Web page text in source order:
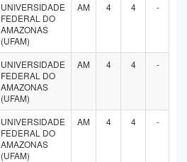
UNIVERSIDADE
FEDERAL DO
AMAZONAS
(UFAM)
AM 4 4 -
UNIVERSIDADE
FEDERAL DO
AMAZONAS
(UFAM)
AM 4 4 -
UNIVERSIDADE
FEDERAL DO
AMAZONAS
(UFAM)
AM 4 4 -